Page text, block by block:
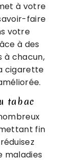
à votre
faire
votre
à des
à chacun,
cigarette
tabac
fin
maladies